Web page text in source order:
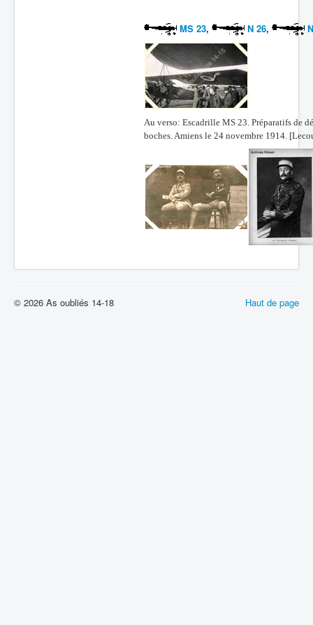
MS 23, N 26,
Au verso: Escadrille MS 23. Préparatifs de
boches. Amiens le 24 novembre 1914.
Haut de page
© 2026 As oubliés 14-18